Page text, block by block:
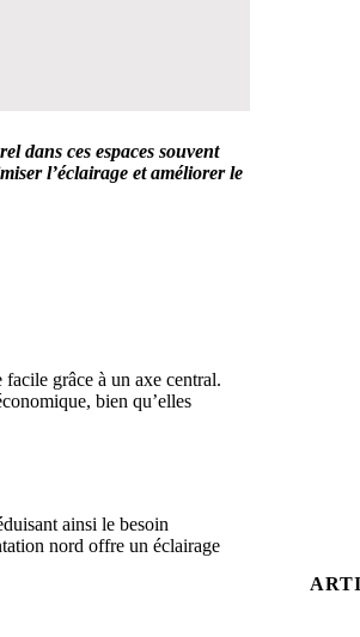
dans ces espaces souvent
l’éclairage et améliorer le
grâce à un axe central.
bien qu’elles
ainsi le besoin
nord offre un éclairage